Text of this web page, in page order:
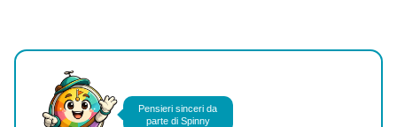
Pensieri sinceri da
parte di Spinny